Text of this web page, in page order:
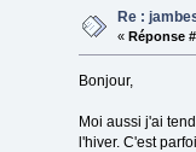
Re :
« Réponse
Bonjour,
Moi aussi j'ai
l'hiver. C'est